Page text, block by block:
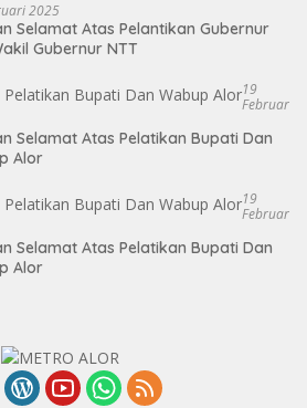
2025
Selamat Atas Pelantikan Gubernur
Gubernur NTT
19
Februar
Selamat Atas Pelatikan Bupati Dan
Alor
19
Februar
Selamat Atas Pelatikan Bupati Dan
Alor